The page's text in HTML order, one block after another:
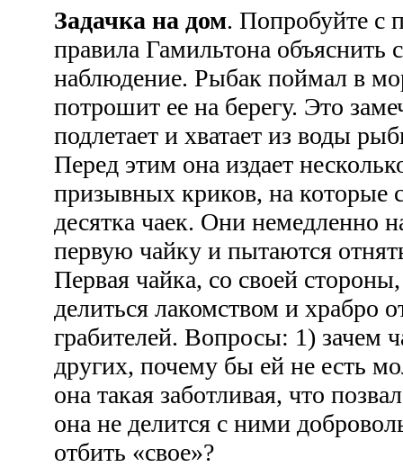
Задачка на дом. Попробуйте с
правила Гамильтона объяснить
наблюдение. Рыбак поймал в
потрошит ее на берегу. Это
подлетает и хватает из воды
Перед этим она издает
призывных криков, на которые
десятка чаек. Они немедленно
первую чайку и пытаются
Первая чайка, со своей
делиться лакомством и храбро
грабителей. Вопросы: 1) зачем
других, почему бы ей не есть
она такая заботливая, что
она не делится с ними
отбить «свое»?